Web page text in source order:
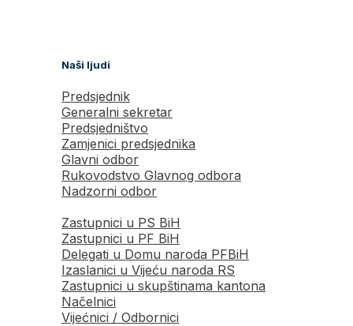
Naši ljudi
Predsjednik
Generalni sekretar
Predsjedništvo
Zamjenici predsjednika
Glavni odbor
Rukovodstvo Glavnog odbora
Nadzorni odbor
Zastupnici u PS BiH
Zastupnici u PF BiH
Delegati u Domu naroda PFBiH
Izaslanici u Vijeću naroda RS
Zastupnici u skupštinama kantona
Načelnici
Vijećnici / Odbornici